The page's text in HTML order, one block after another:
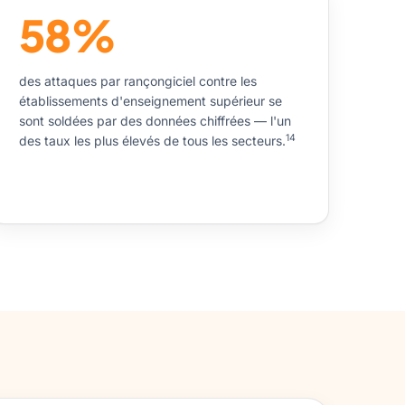
58%
des attaques par rançongiciel contre les
établissements d'enseignement supérieur se
sont soldées par des données chiffrées — l'un
des taux les plus élevés de tous les secteurs.14